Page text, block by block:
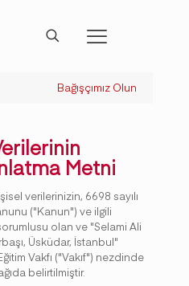
Bağışçımız Olun
Metni
verilerinizin, 6698 sayılı
("Kanun") ve ilgili
olan ve "Selami Ali
Üsküdar, İstanbul"
Vakfı ("Vakıf") nezdinde
belirtilmiştir.